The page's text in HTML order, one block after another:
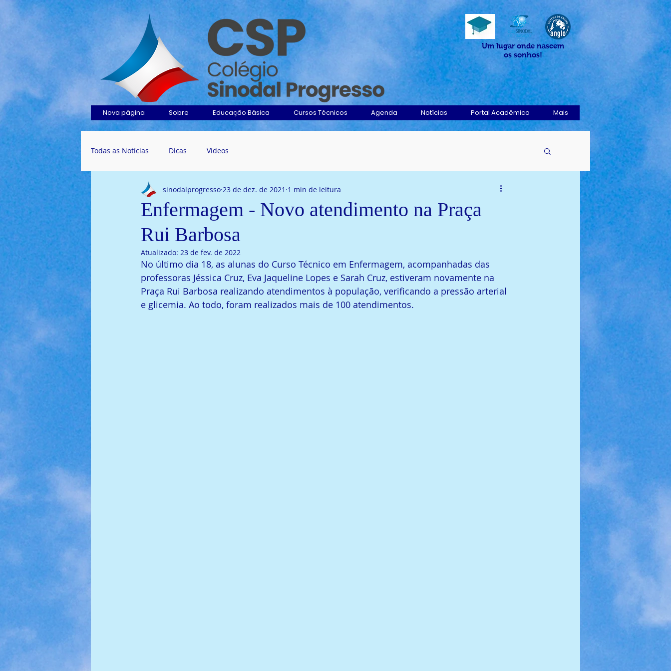
Um lugar onde nascem
os sonhos!
Nova página Sobre Educação Básica Cursos Técnicos Agenda Notícias Portal Acadêmico Mais
Todas as Notícias Dicas Vídeos
Enfermagem - Novo atendimento na Praça
Rui Barbosa
sinodalprogresso 23 de dez. de 2021 1 min de leitura
Atualizado: 23 de fev. de 2022
No último dia 18, as alunas do Curso Técnico em Enfermagem, acompanhadas das
professoras Jéssica Cruz, Eva Jaqueline Lopes e Sarah Cruz, estiveram novamente na
Praça Rui Barbosa realizando atendimentos à população, verificando a pressão arterial
e glicemia. Ao todo, foram realizados mais de 100 atendimentos.